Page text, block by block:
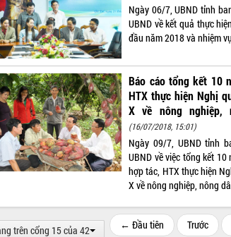
Ngày 06/7, UBND tỉnh
UBND về kết quả thực
đầu năm 2018 và nhiệm
Báo cáo tổng kết 10
HTX thực hiện Nghị
X về nông nghiệp,
(16/07/2018, 15:01)
Ngày 09/7, UBND tỉnh
UBND về việc tổng kết
hợp tác, HTX thực hiện
X về nông nghiệp, nông
trên cổng 15 của 42 ← Đầu tiên Trước